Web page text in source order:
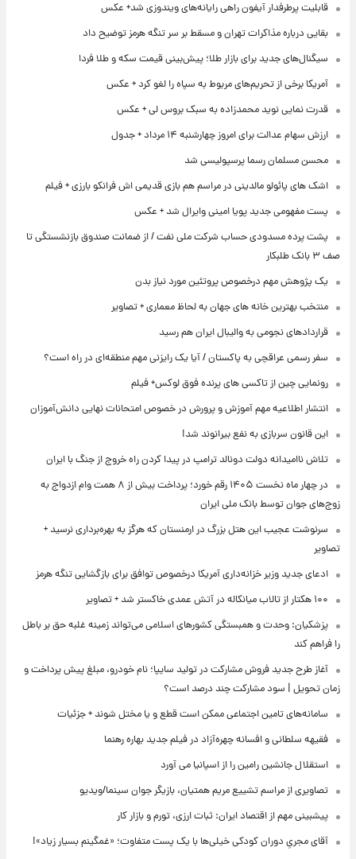
قابلیت پرطرفدار آیفون راهی رایانه‌های ویندوزی شد+ عکس
بقایی درباره مذاکرات تهران و مسقط بر سر تنگه هرمز توضیح داد
سیگنال‌های جدید برای بازار طلا؛ پیش‌بینی قیمت سکه و طلا فردا
آمریکا برخی از تحریم‌های مربوط به سپاه را لغو کرد + عکس
قدرت نمایی نوید محمدزاده به سبک بروس لی + عکس
ارزش سهام عدالت برای امروز چهارشنبه ۱۴ مرداد + جدول
محسن مسلمان رسما پرسپولیسی شد
اشک های پائولو مالدینی در مراسم هم بازی قدیمی اش فرانکو بارزی + فیلم
پست مفهومی جدید پویا امینی وایرال شد + عکس
پشت پرده‌ مسدودی حساب شرکت ملی نفت / از ضمانت صندوق بازنشستگی تا
صف ۳ بانک طلبکار
یک پژوهش مهم درخصوص پروتئین مورد نیاز بدن
منتخب بهترین خانه های جهان به لحاظ معماری + تصاویر
قراردادهای نجومی به والیبال ایران هم رسید
سفر رسمی عراقچی به پاکستان / آیا یک رایزنی مهم منطقه‌ای در راه است؟
رونمایی چین از تاکسی های پرنده فوق لوکس+ فیلم
انتشار اطلاعیه مهم آموزش و پرورش در خصوص امتحانات نهایی دانش‌آموزان
این قانون سربازی به نفع بیرانوند شد!
تلاش ناامیدانه‌ دولت دونالد ترامپ در پیدا کردن راه خروج از جنگ با ایران
در چهار ماه نخست ۱۴۰۵ رقم خورد؛ پرداخت بیش از ۸ همت وام ازدواج به
زوج‌های جوان توسط بانک ملی ایران
سرنوشت عجیب این هتل بزرگ در ارمنستان که هرگز به بهره‌برداری نرسید +
تصاویر
ادعای جدید وزیر خزانه‌داری آمریکا درخصوص توافق برای بازگشایی تنگه هرمز
۱۰۰ هکتار از تالاب میانکاله در آتش عمدی خاکستر شد + تصاویر
پزشکیان: وحدت و همبستگی کشورهای اسلامی می‌تواند زمینه غلبه حق بر باطل
را فراهم کند
آغاز طرح جدید فروش مشارکت در تولید سایپا؛ نام خودرو، مبلغ پیش پرداخت و
زمان تحویل | سود مشارکت چند درصد است؟
سامانه‌های تامین اجتماعی ممکن است قطع و یا مختل شوند + جزئیات
فقیهه سلطانی و افسانه چهره‌آزاد در فیلم جدید بهاره رهنما
استقلال جانشین رامین را از اسپانیا می آورد
تصاویری از مراسم تشییع مریم همتیان، بازیگر جوان سینما/ویدیو
پیشبینی مهم از اقتصاد ایران: ثبات ارزی، تورم و بازار کار
آقای مجریِ دوران کودکی خیلی‌ها با یک پست متفاوت؛ «غمگینم بسیار زیاد»!